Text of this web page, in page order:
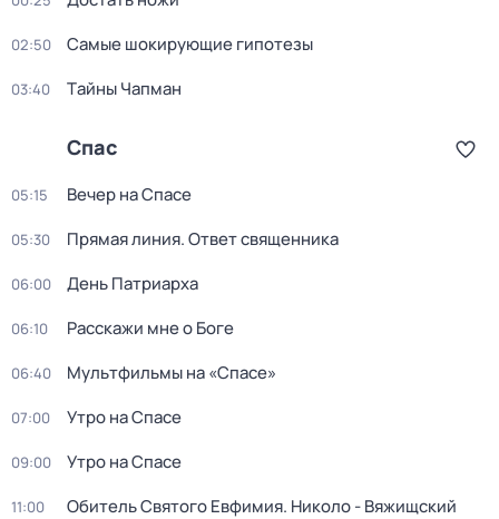
02:50 Самые шoкиpующие гипотезы
03:40 Тaйны Чапман
Спас
05:15 Вечер на Спасе
05:30 Прямая линия. Ответ священника
06:00 День Патриарха
06:10 Расскажи мне о Боге
06:40 Мультфильмы на «Спасе»
07:00 Утро на Спасе
09:00 Утро на Спасе
11:00
Обитель Святого Евфимия. Николо - Вяжищский